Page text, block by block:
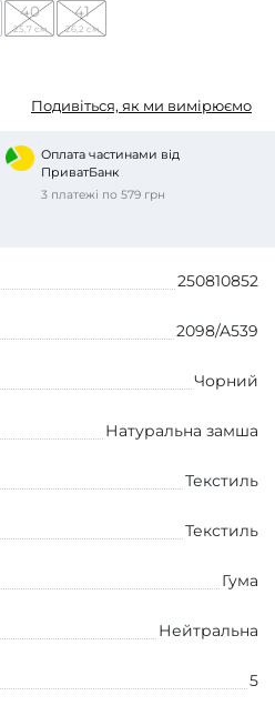
40
25,7 см
41
26,2 см
Подивіться, як ми вимірюємо
Оплата частинами від
ПриватБанк
3 платежі по 579 грн
250810852
2098/A539
Чорний
Натуральна замша
Текстиль
Текстиль
Гума
Нейтральна
5